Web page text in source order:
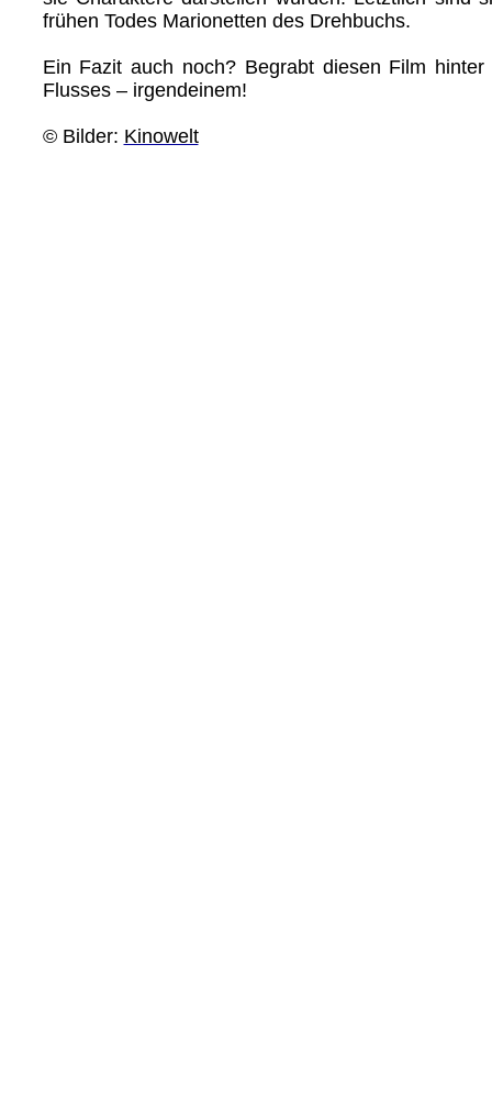
frühen Todes Marionetten des Drehbuchs.
Ein Fazit auch noch? Begrabt diesen Film
Flusses – irgendeinem!
© Bilder: Kinowelt